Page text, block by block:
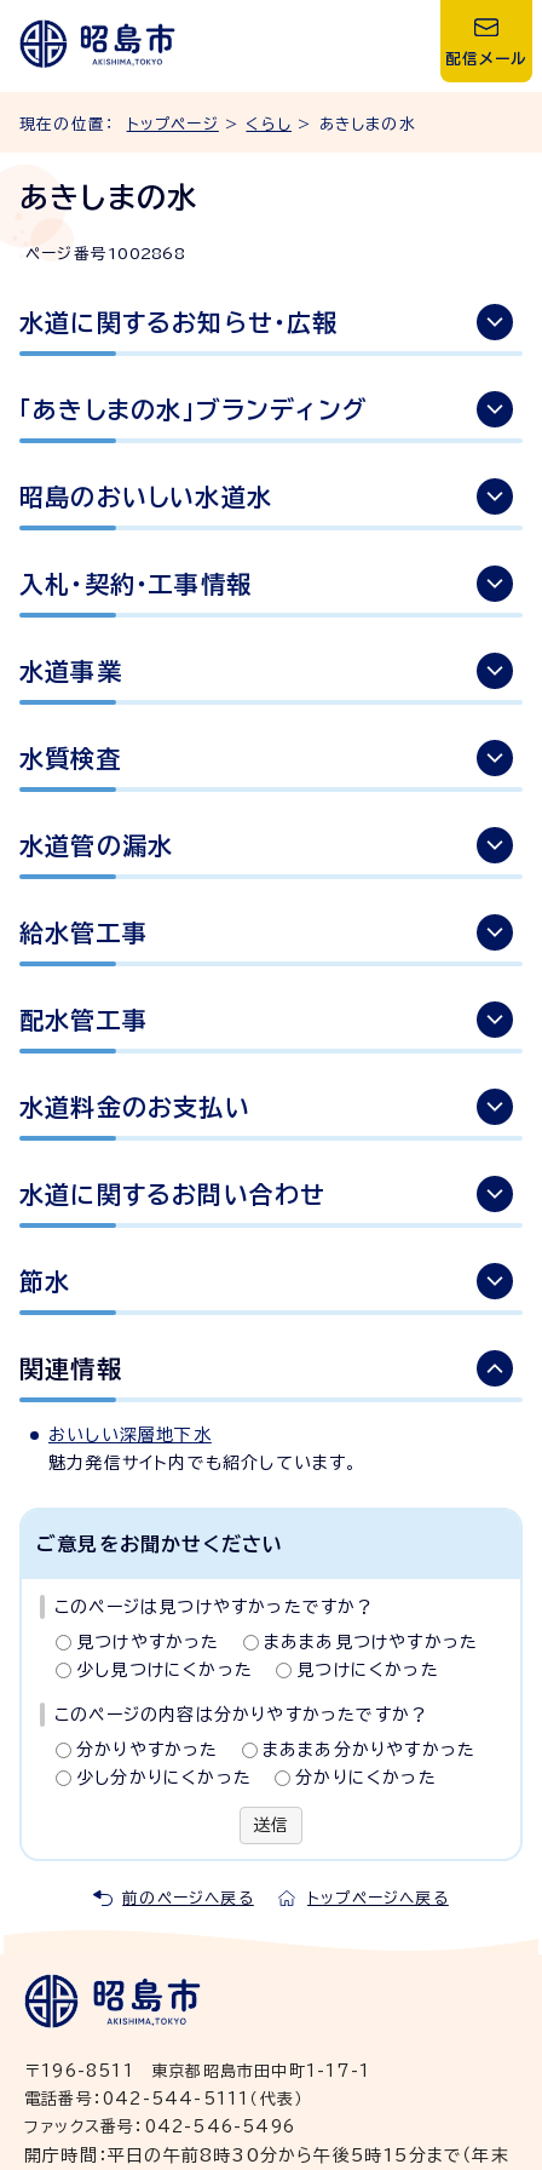
配信メール
現在の位置： トップページ > くらし > あきしまの水
あきしまの水
ページ番号 1002868
水道に関するお知らせ・広報
「あきしまの水」ブランディング
昭島のおいしい水道水
入札・契約・工事情報
水道事業
水質検査
水道管の漏水
給水管工事
配水管工事
水道料金のお支払い
水道に関するお問い合わせ
節水
関連情報
おいしい深層地下水
魅力発信サイト内でも紹介しています。
ご意見をお聞かせください
このページは見つけやすかったですか？
見つけやすかった
まあまあ見つけやすかった
少し見つけにくかった
見つけにくかった
このページの内容は分かりやすかったですか？
分かりやすかった
まあまあ分かりやすかった
少し分かりにくかった
分かりにくかった
送信
前のページへ戻る トップページへ戻る
〒196-8511 東京都昭島市田中町1-17-1
電話番号：042-544-5111（代表）
ファックス番号：042-546-5496
開庁時間：平日の午前8時30分から午後5時15分まで（年末